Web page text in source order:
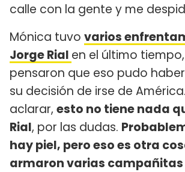
calle con la gente y me
Mónica tuvo varios
Jorge Rial en el último
pensaron que eso pudo
su decisión de irse de
aclarar, esto no tiene nada
Rial, por las dudas.
hay piel, pero eso es otra
armaron varias campañitas